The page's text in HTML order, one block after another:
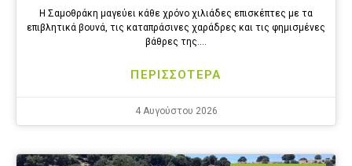
Η Σαμοθράκη μαγεύει κάθε χρόνο χιλιάδες επισκέπτες με τα
επιβλητικά βουνά, τις καταπράσινες χαράδρες και τις φημισμένες
βάθρες της….
ΠΕΡΙΣΣΟΤΕΡΑ
4 Αυγούστου 2026